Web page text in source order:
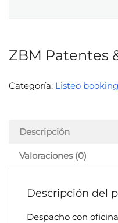
ZBM Patentes
Categoría: Listeo booking
Descripción
Valoraciones (0)
Descripción del
Despacho con